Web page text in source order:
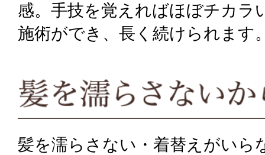
感。手技を覚えればほぼチカラ
施術ができ、長く続けられます
髪を濡らさない・着替えがいら